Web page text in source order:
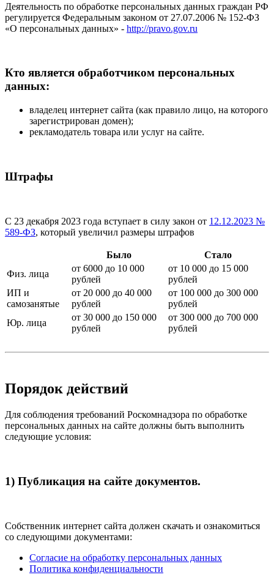
Деятельность по обработке персональных данных граждан РФ
регулируется Федеральным законом от 27.07.2006 № 152-ФЗ
«О персональных данных» - http://pravo.gov.ru
Кто является обработчиком персональных
данных:
владелец интернет сайта (как правило лицо, на которого
зарегистрирован домен);
рекламодатель товара или услуг на сайте.
Штрафы
С 23 декабря 2023 года вступает в силу закон от 12.12.2023 №
589-ФЗ, который увеличил размеры штрафов
Было
Стало
Физ. лица
от 6000 до 10 000
рублей
от 10 000 до 15 000
рублей
ИП и
самозанятые
от 20 000 до 40 000
рублей
от 100 000 до 300 000
рублей
Юр. лица
от 30 000 до 150 000
рублей
от 300 000 до 700 000
рублей
Порядок действий
Для соблюдения требований Роскомнадзора по обработке
персональных данных на сайте должны быть выполнить
следующие условия:
1) Публикация на сайте документов.
Собственник интернет сайта должен скачать и ознакомиться
со следующими документами:
Согласие на обработку персональных данных
Политика конфиденциальности